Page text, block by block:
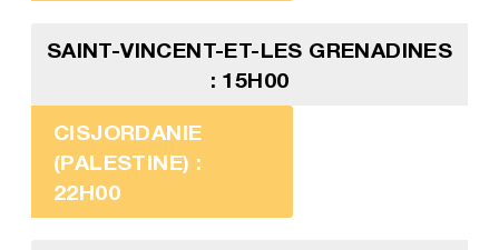
SAINT-VINCENT-ET-LES GRENADINES
: 15H00
CISJORDANIE
(PALESTINE) :
22H00